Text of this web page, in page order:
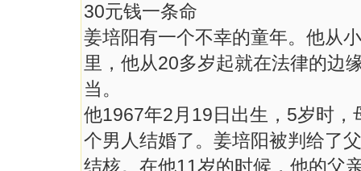
30元钱一条命
姜培阳有一个不幸的童年。他从
里，他从20多岁起就在法律的边
当。
他1967年2月19日出生，5岁时
个男人结婚了。姜培阳被判给了
结核。在他11岁的时候，他的父